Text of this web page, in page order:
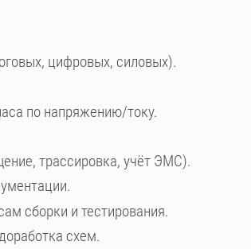
цифровых, силовых).
по напряжению/току.
трассировка, учёт ЭМС).
сборки и тестирования.
схем.